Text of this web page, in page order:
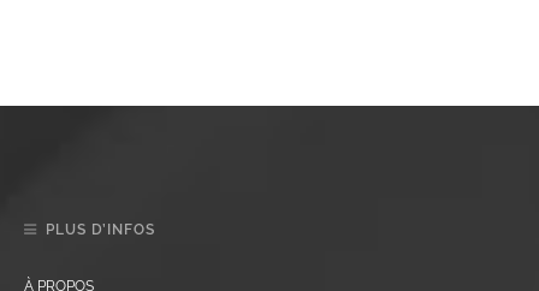
PLUS D’INFOS
À PROPOS